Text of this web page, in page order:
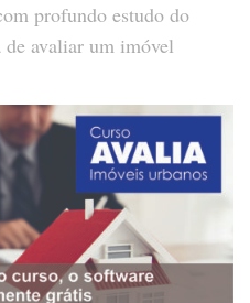
profundo estudo do
de avaliar um imóvel